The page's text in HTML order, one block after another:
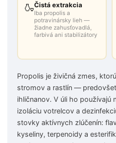
🍶Čistá extrakcia
Iba propolis a
potravinársky lieh —
žiadne zahusťovadlá,
farbivá ani stabilizátory
Propolis je živičná zmes,
stromov a rastlín —
ihličnanov. V úli ho používajú
izoláciu votrelcov a
stovky aktívnych zlúčenín:
kyseliny, terpenoidy a